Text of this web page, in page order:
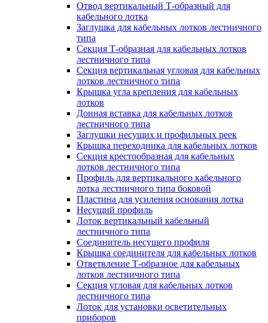
Отвод вертикальный Т-образный для
кабельного лотка
Заглушка для кабельных лотков лестничного
типа
Секция Т-образная для кабельных лотков
лестничного типа
Секция вертикальная угловая для кабельных
лотков лестничного типа
Крышка угла крепления для кабельных
лотков
Донная вставка для кабельных лотков
лестничного типа
Заглушки несущих и профильных реек
Крышка переходника для кабельных лотков
Секция крестообразная для кабельных
лотков лестничного типа
Профиль для вертикального кабельного
лотка лестничного типа боковой
Пластина для усиления основания лотка
Несущий профиль
Лоток вертикальный кабельный
лестничного типа
Соединитель несущего профиля
Крышка соединителя для кабельных лотков
Ответвление Т-образное для кабельных
лотков лестничного типа
Секция угловая для кабельных лотков
лестничного типа
Лоток для установки осветительных
приборов